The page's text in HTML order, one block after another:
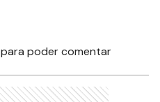
para poder comentar